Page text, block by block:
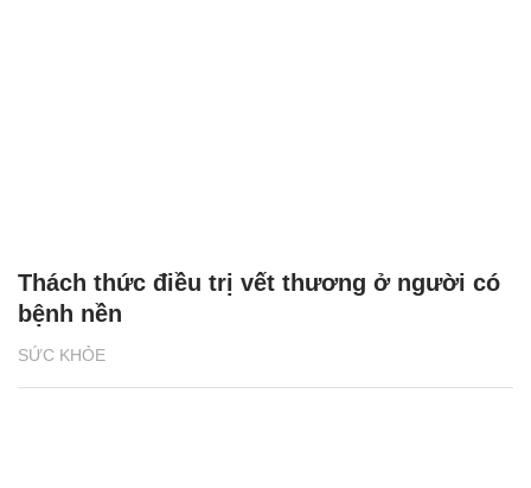
SỨC KHỎE
Thách thức điều trị vết thương ở người có
bệnh nền